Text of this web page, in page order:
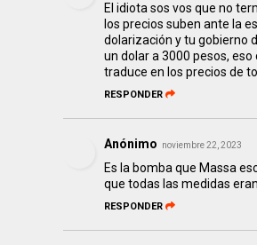
El idiota sos vos que no
los precios suben ante la
dolarización y tu gobierno
un dolar a 3000 pesos,
traduce en los precios de
RESPONDER
Anónimo noviembre 22, 2023
Es la bomba que Massa
que todas las medidas
RESPONDER